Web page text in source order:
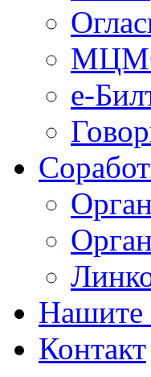
е-
Нашите
Контакт